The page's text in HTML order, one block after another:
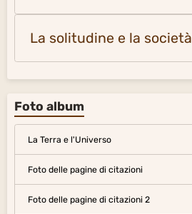
La solitudine e la società
Foto album
La Terra e l'Universo
Foto delle pagine di citazioni
Foto delle pagine di citazioni 2